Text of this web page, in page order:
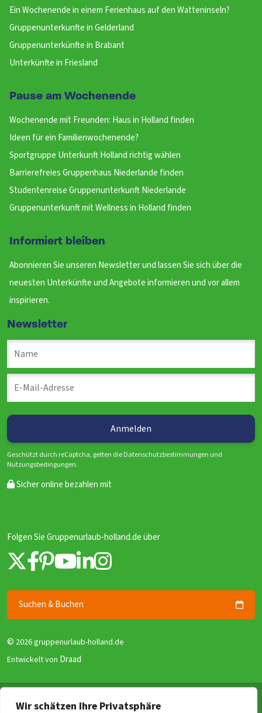
Wir schätzen Ihre Privatsphäre
Ein Wochenende in einem Ferienhaus auf den Watteninseln?
Gruppenunterkunfte in Gelderland
Gruppenunterkünfte in Brabant
Unterkünfte in Friesland
Pause am Wochenende
Wochenende mit Freunden: Haus in Holland finden
Ideen für ein Familienwochenende?
Sportgruppe Unterkunft Holland richtig wählen
Barrierefreies Gruppenhaus Niederlande finden
Studentenreise Gruppenunterkunft Niederlande
Gruppenunterkunft mit Wellness in Holland finden
Informiert bleiben
Abonnieren Sie unseren Newsletter und lassen Sie sich über die
neuesten Unterkünfte und Angebote informieren und vor allem
inspirieren.
Newsletter
Geschützt durch reCaptcha, gelten die Datenschutzbestimmungen und
Nutzungsbedingungen.
Sicher online bezahlen mit
Folgen Sie Gruppenurlaub-holland.de über
Suchen & Buchen
© 2026 gruppenurlaub-holland.de
Entwickelt von Draad